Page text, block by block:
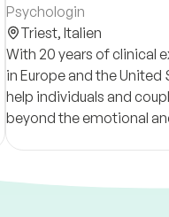
Psychologin
Triest, Italien
With 20 years of clinical
in Europe and the United
help individuals and
beyond the emotional
relational patterns that